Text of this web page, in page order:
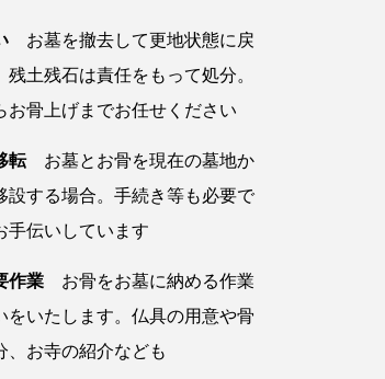
お墓を撤去して更地状態に戻
残土残石は責任をもって処分。
お骨上げまでお任せください
転お墓とお骨を現在の墓地か
設する場合。手続き等も必要で
手伝いしています
作業 お骨をお墓に納める作業
をいたします。仏具の用意や骨
、お寺の紹介なども